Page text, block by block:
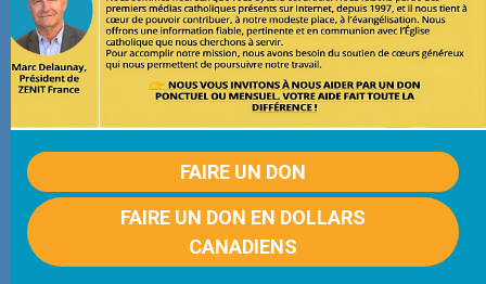
FAIRE UN DON
FAIRE UN DON EN DOLLARS
CANADIENS